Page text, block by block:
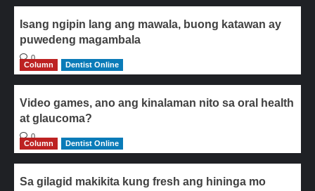
Isang ngipin lang ang mawala, buong katawan ay
puwedeng magambala
0
Column
Dentist Online
Video games, ano ang kinalaman nito sa oral health
at glaucoma?
0
Column
Dentist Online
Sa gilagid makikita kung fresh ang hininga mo